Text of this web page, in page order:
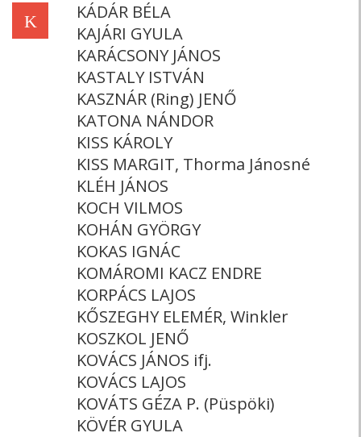
K
KÁDÁR BÉLA
KAJÁRI GYULA
KARÁCSONY JÁNOS
KASTALY ISTVÁN
KASZNÁR (Ring) JENŐ
KATONA NÁNDOR
KISS KÁROLY
KISS MARGIT, Thorma Jánosné
KLÉH JÁNOS
KOCH VILMOS
KOHÁN GYÖRGY
KOKAS IGNÁC
KOMÁROMI KACZ ENDRE
KORPÁCS LAJOS
KŐSZEGHY ELEMÉR, Winkler
KOSZKOL JENŐ
KOVÁCS JÁNOS ifj.
KOVÁCS LAJOS
KOVÁTS GÉZA P. (Püspöki)
KÖVÉR GYULA